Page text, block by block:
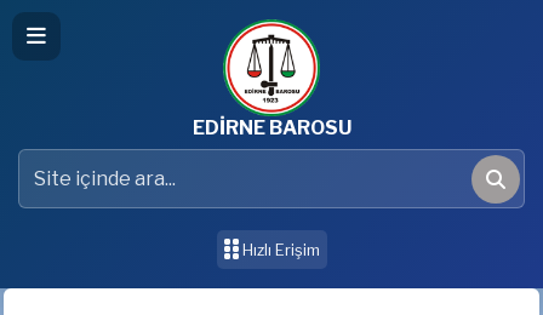
EDİRNE BAROSU
Site içinde ara
Ara
Hızlı Erişim